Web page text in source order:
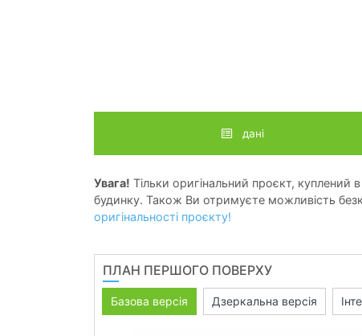
дані
Увага! Тільки оригінальний проєкт, куплений
будинку. Також Ви отримуєте можливість
оригінальності проєкту!
ПЛАН ПЕРШОГО ПОВЕРХУ
Базова версія Дзеркальна версія